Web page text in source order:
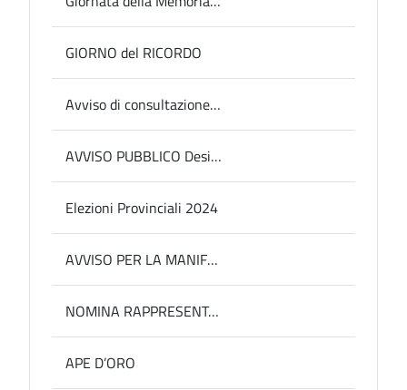
GIORNO del RICORDO
Avviso di consultazione pubblica relativa all'aggiornamento del PIAO 2025-2027 sezione VALORE PUBBLICO, PERFORMANCE E ANTICORRUZIONE sottosezione “Rischi corruttivi e trasparenza”.
AVVISO PUBBLICO Designazione dei componenti delle Commissioni e Sottocommissioni Elettorali Circondariali di competenza della Provincia di Terni
Elezioni Provinciali 2024
AVVISO PER LA MANIFESTAZIONE DI INTERESSE ALLA NOMINA A PRESIDENTE DEL COLLEGIO DEI REVISORI DEI CONTI PER IL TRIENNIO 20 SETTEMBRE 2024 – 19 SETTEMBRE 2027
NOMINA RAPPRESENTANTI IN ENTI
APE D’ORO